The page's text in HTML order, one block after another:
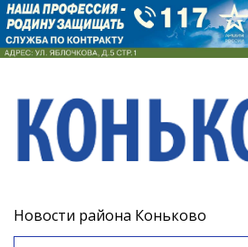
Новости района Коньково